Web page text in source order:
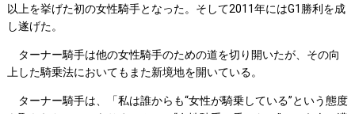
以上を挙げた初の女性騎手となった。そして2011年にはG1勝利を成
し遂げた。
ターナー騎手は他の女性騎手のための道を切り開いたが、その向
上した騎乗法においてもまた新境地を開いている。
ターナー騎手は、「私は誰からも“女性が騎乗している”という態度